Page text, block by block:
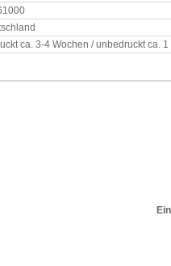
ca. 3-4 Wochen / unbedruckt ca. 1